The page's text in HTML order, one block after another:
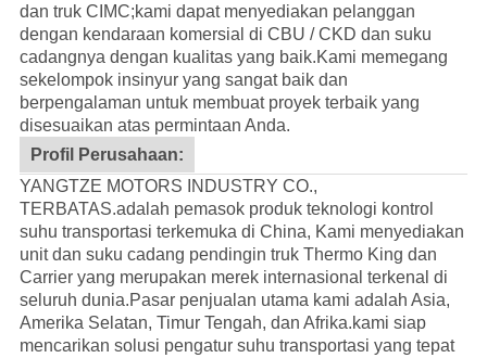
dan truk CIMC;kami dapat menyediakan pelanggan
dengan kendaraan komersial di CBU / CKD dan suku
cadangnya dengan kualitas yang baik.Kami memegang
sekelompok insinyur yang sangat baik dan
berpengalaman untuk membuat proyek terbaik yang
disesuaikan atas permintaan Anda.
Profil Perusahaan:
YANGTZE MOTORS INDUSTRY CO.,
TERBATAS.adalah pemasok produk teknologi kontrol
suhu transportasi terkemuka di China, Kami menyediakan
unit dan suku cadang pendingin truk Thermo King dan
Carrier yang merupakan merek internasional terkenal di
seluruh dunia.Pasar penjualan utama kami adalah Asia,
Amerika Selatan, Timur Tengah, dan Afrika.kami siap
mencarikan solusi pengatur suhu transportasi yang tepat